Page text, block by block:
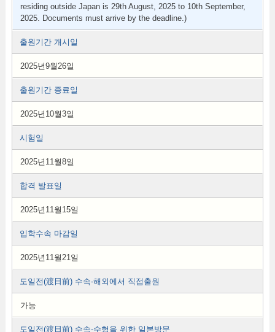
residing outside Japan is 29th August, 2025 to 10th September,
2025. Documents must arrive by the deadline.)
출원기간 개시일
2025년9월26일
출원기간 종료일
2025년10월3일
시험일
2025년11월8일
합격 발표일
2025년11월15일
입학수속 마감일
2025년11월21일
도일전(渡日前) 수속-해외에서 직접출원
가능
도일전(渡日前) 수속-수험을 위한 일본방문